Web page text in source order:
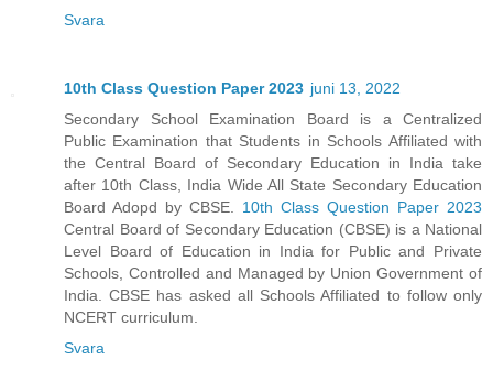
Svara
10th Class Question Paper 2023 juni 13, 2022
Secondary School Examination Board is a Centralized
Public Examination that Students in Schools Affiliated with
the Central Board of Secondary Education in India take
after 10th Class, India Wide All State Secondary Education
Board Adopd by CBSE. 10th Class Question Paper 2023
Central Board of Secondary Education (CBSE) is a National
Level Board of Education in India for Public and Private
Schools, Controlled and Managed by Union Government of
India. CBSE has asked all Schools Affiliated to follow only
NCERT curriculum.
Svara